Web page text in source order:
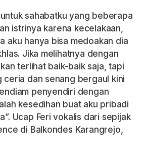
sahabatku yang beberapa
istrinya karena kecelakaan,
aku hanya bisa medoakan dia
Jika melihatnya dengan
terlihat baik-baik saja, tapi
ceria dan senang bergaul kini
penyendiri dengan
kesedihan buat aku pribadi
Ucap Feri vokalis dari sepijak
di Balkondes Karangrejo,